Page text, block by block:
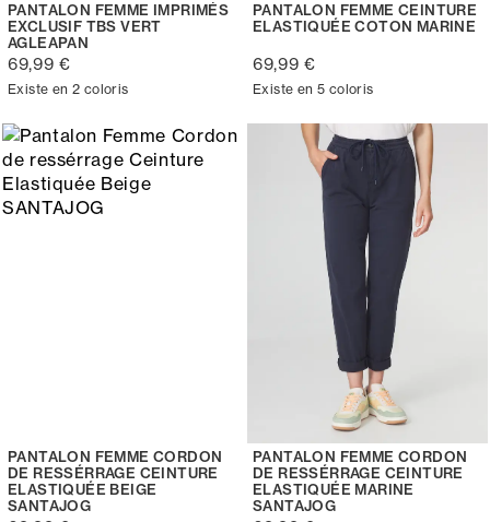
PANTALON FEMME IMPRIMÉS
EXCLUSIF TBS VERT
AGLEAPAN
69,99 €
Existe en 2 coloris
PANTALON FEMME CEINTURE
ELASTIQUÉE COTON MARINE
69,99 €
Existe en 5 coloris
PANTALON FEMME CORDON
DE RESSÉRRAGE CEINTURE
ELASTIQUÉE BEIGE
SANTAJOG
PANTALON FEMME CORDON
DE RESSÉRRAGE CEINTURE
ELASTIQUÉE MARINE
SANTAJOG